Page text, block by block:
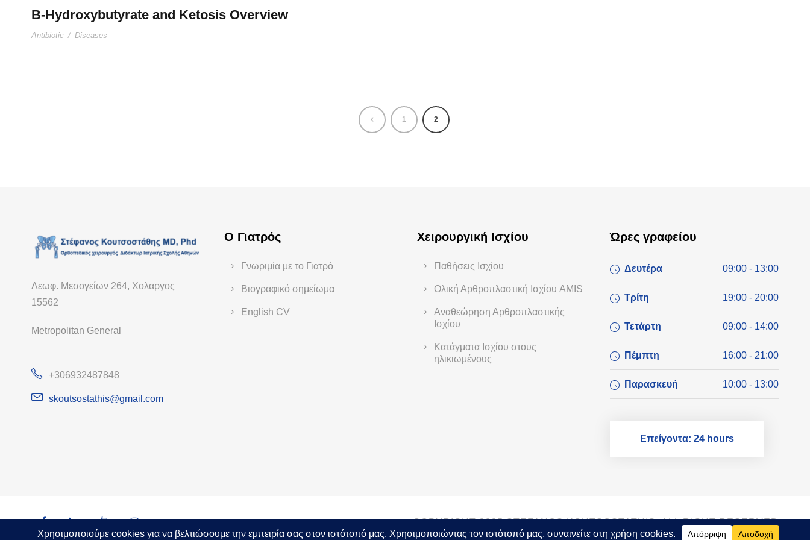
B-Hydroxybutyrate and Ketosis Overview
Antibiotic / Diseases
1 2
Λεωφ. Μεσογείων 264, Χολαργος
15562
Metropolitan General
+306932487848
skoutsostathis@gmail.com
Ο Γιατρός
Γνωριμία με το Γιατρό
Βιογραφικό σημείωμα
English CV
Χειρουργική Ισχίου
Παθήσεις Ισχίου
Ολική Αρθροπλαστική Ισχίου AMIS
Αναθεώρηση Αρθροπλαστικής
Ισχίου
Κατάγματα Ισχίου στους
ηλικιωμένους
Ώρες γραφείου
Δευτέρα 09:00 - 13:00
Τρίτη 19:00 - 20:00
Τετάρτη 09:00 - 14:00
Πέμπτη 16:00 - 21:00
Παρασκευή 10:00 - 13:00
Επείγοντα: 24 hours
COPYRIGHT 2025 STEFANOS KOUTSOSTATHIS, ALL RIGHT RESERVED